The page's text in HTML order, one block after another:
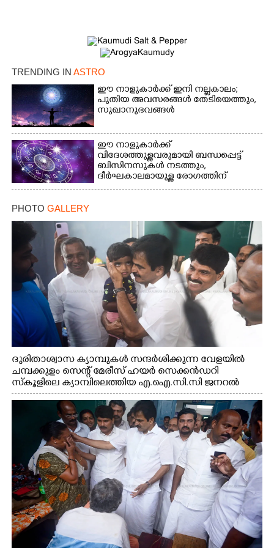
TRENDING IN ASTRO
ഈ നാളുകാർക്ക് ഇനി നല്ലകാലം;
പുതിയ അവസരങ്ങൾ തേടിയെത്തും,
സുഖാനുഭവങ്ങൾ
ഈ നാളുകാർക്ക്
വിദേശത്തുള്ളവരുമായി ബന്ധപ്പെട്ട്
ബിസിനസുകൾ നടത്തും,
ദീർഘകാലമായുള്ള രോഗത്തിന്
ആശ്വാസം
PHOTO GALLERY
ദുരിതാശ്വാസ ക്യാമ്പുകൾ സന്ദർശിക്കുന്ന വേളയിൽ
ചമ്പക്കുളം സെന്റ് മേരീസ് ഹയർ സെക്കൻഡറി
സ്കൂളിലെ ക്യാമ്പിലെത്തിയ എ.ഐ.സി.സി ജനറൽ
സെക്രട്ടറി കെ.സി വേണുഗോപാൽ എം.പി കുരുന്നിനെ
എടുത്ത് ലാളിച്ചപ്പോൾ. സഹകരണ-എക്സൈസ്
വകുപ്പ് മന്ത്രി എം. ലിജു, കൃഷിവകുപ്പ് മന്ത്രി ടി. സിദ്ദിഖ്,
റെജി ചെറിയാൻ എം. എൽ. എ എന്നിവർ സമീപം